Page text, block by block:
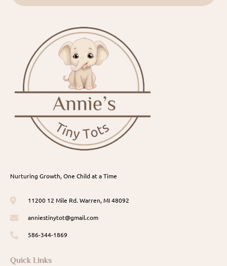
Nurturing Growth, One Child at a Time
11200 12 Mile Rd. Warren, MI 48092
anniestinytot@gmail.com
586-344-1869
Quick Links